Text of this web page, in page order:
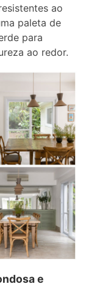
ao
paleta de
para
ao redor.
e